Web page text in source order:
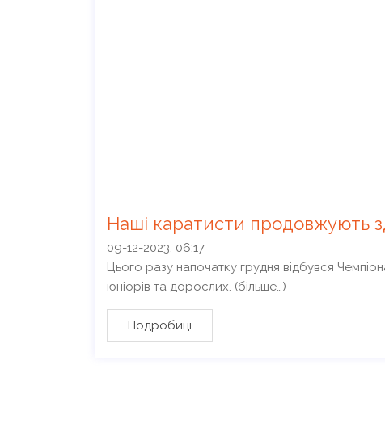
Наші каратисти продовжують
09-12-2023, 06:17
Цього разу напочатку грудня відбувся
юніорів та дорослих. (більше…)
Подробиці